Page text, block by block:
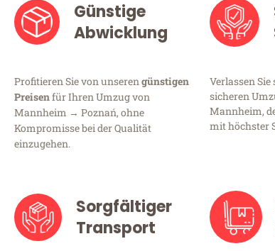
Günstige
Abwicklung
Profitieren Sie von unserengünstigen
Preisenfür Ihren Umzug von
Mannheim → Poznań, ohne
Kompromisse bei der Qualität
einzugehen.
Verlassen
sicheren
Mannheim,
mit höchster
Sorgfältiger
Transport